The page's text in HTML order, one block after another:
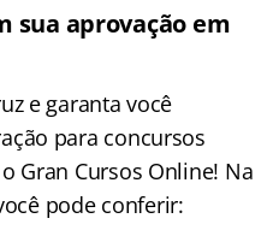
sua aprovação em
e garanta você
para concursos
Gran Cursos Online! Na
pode conferir: